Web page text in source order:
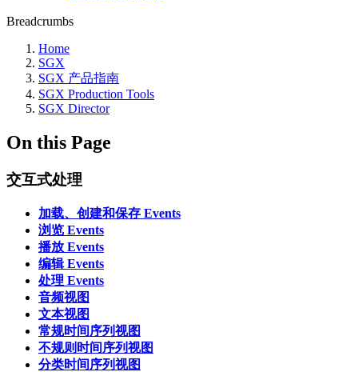
Breadcrumbs
Home
SGX
SGX 产品指南
SGX Production Tools
SGX Director
On this Page
交互式处理
加载、创建和保存 Events
浏览 Events
播放 Events
编辑 Events
处理 Events
音频视图
文本视图
常规时间序列视图
不规则时间序列视图
分类时间序列视图